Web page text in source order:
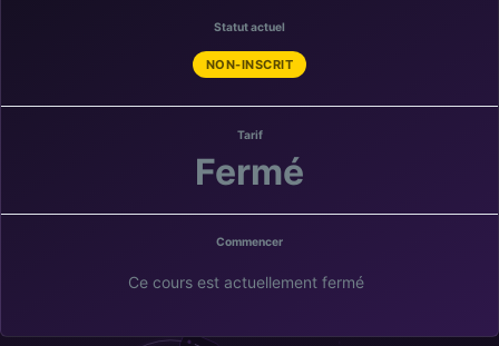
Statut actuel
NON-INSCRIT
Tarif
Fermé
Commencer
Ce cours est actuellement fermé